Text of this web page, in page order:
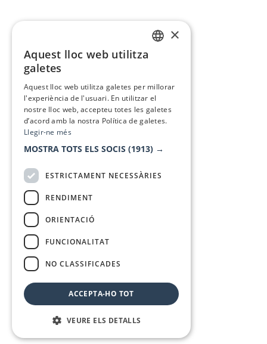
×
Aquest lloc web utilitza
galetes
Aquest lloc web utilitza galetes per millorar
l'experiència de l'usuari. En utilitzar el
nostre lloc web, accepteu totes les galetes
d’acord amb la nostra Política de galetes.
Llegir-ne més
MOSTRA TOTS ELS SOCIS (1913) →
ESTRICTAMENT NECESSÀRIES
RENDIMENT
ORIENTACIÓ
FUNCIONALITAT
NO CLASSIFICADES
ACCEPTA-HO TOT
VEURE ELS DETALLS